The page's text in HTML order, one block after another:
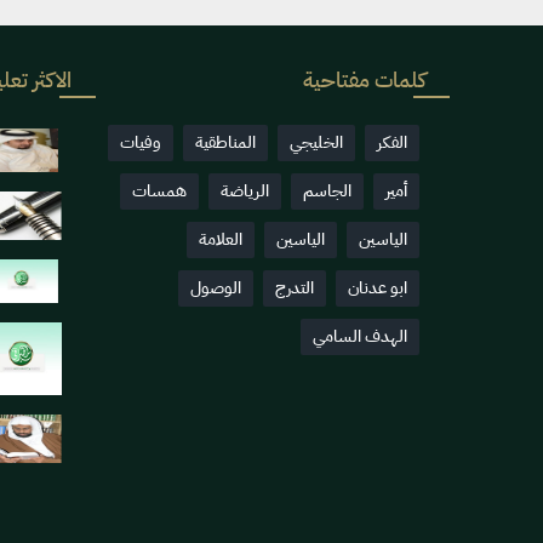
كلمات مفتاحية
الفكر الخليجي المناطقية
وفيات
أمير
الجاسم الرياضة
همسات
الياسين
الياسين
العلامة
ابو عدنان
التدرج
الوصول
الهدف السامي
الاكثر